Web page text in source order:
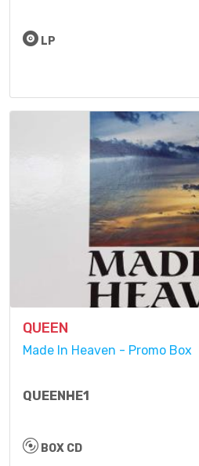
LP
QUEEN
Made In Heaven - Promo Box
QUEENHE1
BOX CD